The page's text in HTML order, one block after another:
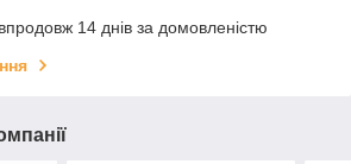
14 днів за домовленістю